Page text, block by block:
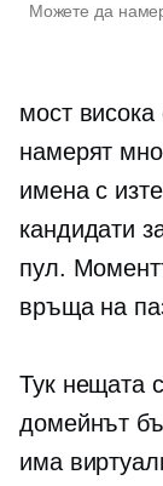
Можете да
мост висока
намерят
имена с
кандидати
пул.
връща на
Тук нещата
домейнът
има